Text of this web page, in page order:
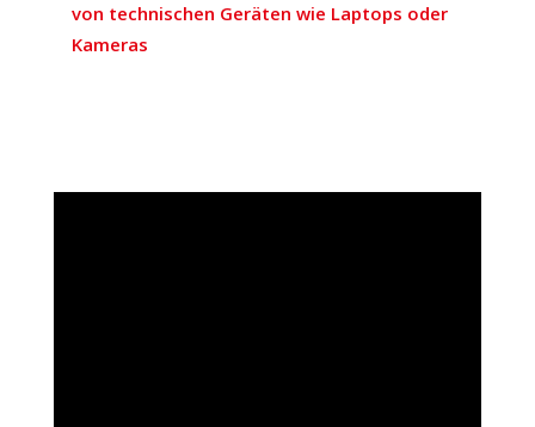
von tech­ni­schen Geräten wie Laptops oder
Kameras